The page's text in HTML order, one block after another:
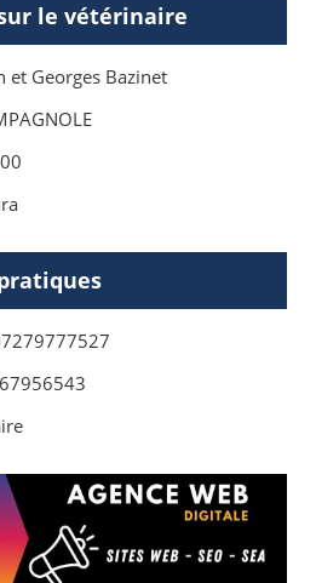
le vétérinaire
et Georges Bazinet